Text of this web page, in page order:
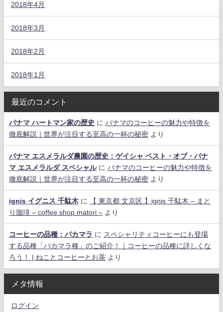
2018年4月
2018年3月
2018年2月
2018年1月
最近のコメント
パナマ ハートマン家の歴史 に パナマのコーヒーの魅力や特徴を
徹底解説｜世界が注目する至高の一杯の秘密 より
パナマ エスメラルダ農園の歴史：ゲイシャ ベスト・オブ・パナ
マ エスメラルダ スペシャルに パナマのコーヒーの魅力や特徴を
徹底解説｜世界が注目する至高の一杯の秘密 より
ignis イグニス 千駄木に
【 東京都 文京区 】ignis 千駄木 – まと
り珈琲 – coffee shop matori – より
コーヒーの品種：パカマラ に スペシャリティコーヒーにも登場
する品種「パカマラ種」のご紹介！｜コーヒーの品種に詳しくな
ろう！ | ねことコーヒーとお茶 より
メタ情報
ログイン